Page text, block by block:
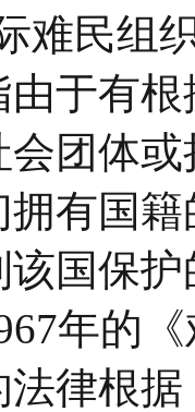
难民组
由于有
会团体
有国
国保
年的
律根